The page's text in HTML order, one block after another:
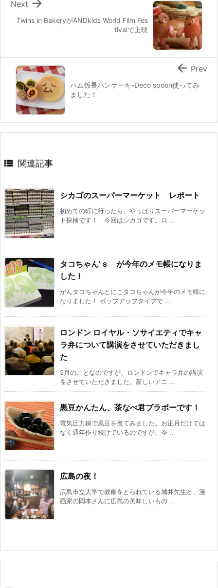
Twins in BakeryがANDkids World Film Fes
tivalで上映

Next
ハム係長パンケーキ-Deco spoon使ってみ
ました！
 Prev
 関連記事
シカゴのスーパーマーケット レポート
初めての町に行ったら、やっぱりスーパーマーケッ
ト探検です！ 今回はシカゴです。ロ ...
タコちゃん’ｓ が今年のメモ帳になりま
した！
がんタコちゃんとにこタコちゃんが今年のメモ帳に
なりました！ ポップアップタイプで ...
ロンドン ロイヤル・ソサイエティでキャ
ラ弁について講演をさせていただきまし
た
5月のことなのですが、ロンドンでキャラ弁の講演
をさせていただきました。新しいアニ ...
黒豆かんたん、茶なべ君ブラボーです！
電気圧力鍋で黒豆を煮てみました。お正月だけでは
なく通年作り続けているのですが、今 ...
広島の夜！
広島市立大学で教鞭をとられている城井先生と、漫
画家の岡本さんに広島の美味しいもの ...